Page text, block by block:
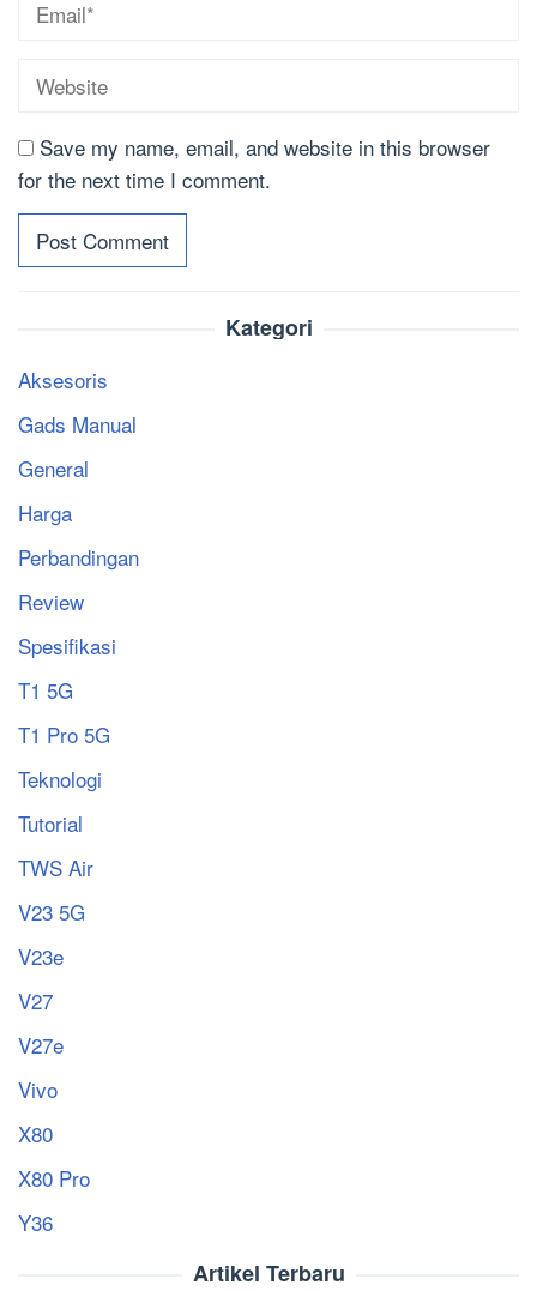
Save my name, email, and website in this browser
for the next time I comment.
Kategori
Aksesoris
Gads Manual
General
Harga
Perbandingan
Review
Spesifikasi
T1 5G
T1 Pro 5G
Teknologi
Tutorial
TWS Air
V23 5G
V23e
V27
V27e
Vivo
X80
X80 Pro
Y36
Artikel Terbaru